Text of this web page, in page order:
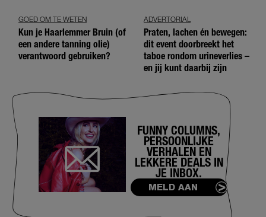
GOED OM TE WETEN
Kun je Haarlemmer Bruin (of
een andere tanning olie)
verantwoord gebruiken?
ADVERTORIAL
Praten, lachen én bewegen:
dit event doorbreekt het
taboe rondom urineverlies –
en jij kunt daarbij zijn
FUNNY COLUMNS,
PERSOONLIJKE
VERHALEN EN
LEKKERE DEALS IN
JE INBOX.
MELD AAN